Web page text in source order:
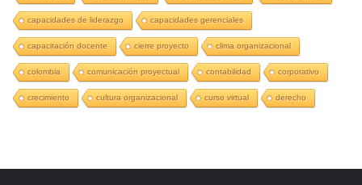
capacidades de liderazgo capacidades gerenciales
capacitación docente cierre proyecto clima organizacional
colombia comunicación proyectual contabilidad corporativo
crecimiento cultura organizacional curso virtual derecho